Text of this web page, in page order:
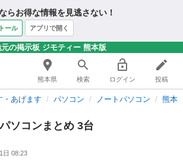
らお得な情報を見逃さない！
ール アプリで開く
の掲示板 ジモティー 熊本版
熊本県 検索 ログイン 投稿
・あげます パソコン ノートパソコン 熊本
ソコンまとめ 3台
日 08:23